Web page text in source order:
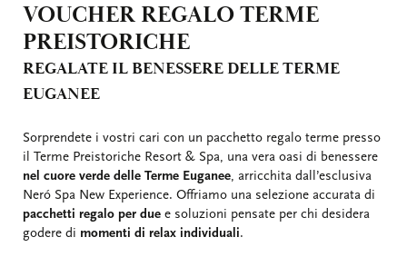
VOUCHER REGALO TERME
PREISTORICHE
REGALATE IL BENESSERE DELLE TERME
EUGANEE
Sorprendete i vostri cari con un pacchetto regalo terme presso
il Terme Preistoriche Resort & Spa, una vera oasi di benessere
nel cuore verde delle Terme Euganee, arricchita dall’esclusiva
Neró Spa New Experience. Offriamo una selezione accurata di
pacchetti regalo per due e soluzioni pensate per chi desidera
godere di momenti di relax individuali.